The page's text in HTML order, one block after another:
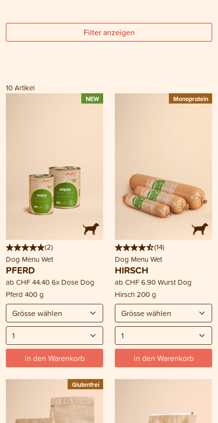
Filter anzeigen
10Artikel
NEW
(2)
Dog Menu Wet
PFERD
ab CHF 44.406x Dose Dog
Pferd 400 g
in den Warenkorb
Monoprotein
(14)
Dog Menu Wet
HIRSCH
ab CHF 6.90Wurst Dog
Hirsch 200 g
in den Warenkorb
Glutenfrei